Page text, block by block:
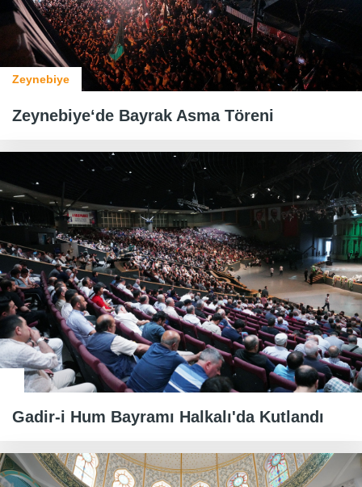
Zeynebiye
Zeynebiye‘de Bayrak Asma Töreni
Gadir-i Hum Bayramı Halkalı'da Kutlandı